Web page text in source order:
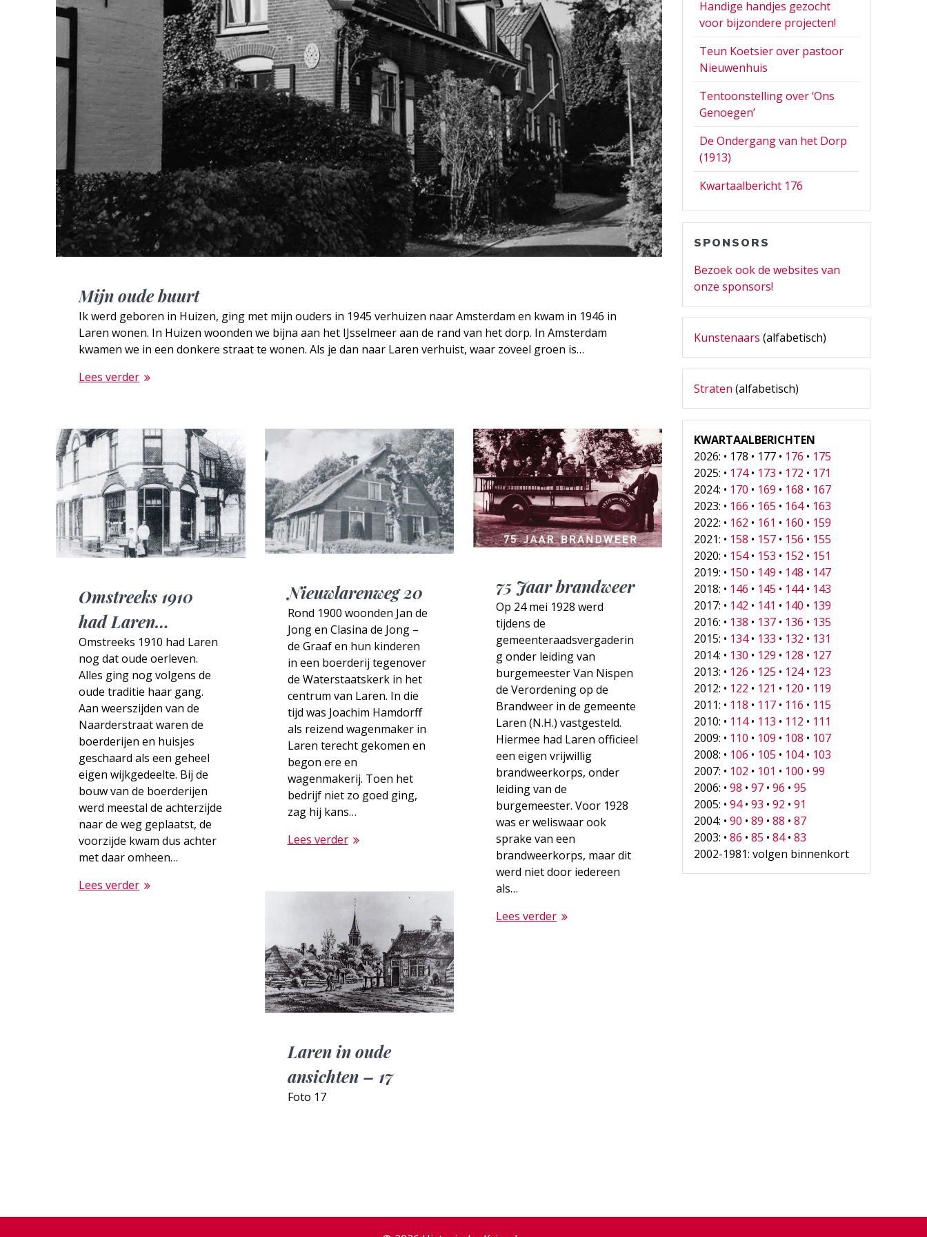
Mijn oude buurt
Ik werd geboren in Huizen, ging met mijn ouders in 1945 verhuizen naar Amsterdam en kwam in 1946 in
Laren wonen. In Huizen woonden we bijna aan het IJsselmeer aan de rand van het dorp. In Amsterdam
kwamen we in een donkere straat te wonen. Als je dan naar Laren verhuist, waar zoveel groen is…
Lees verder
Omstreeks 1910
had Laren…
Omstreeks 1910 had Laren
nog dat oude oerleven.
Alles ging nog volgens de
oude traditie haar gang.
Aan weerszijden van de
Naarderstraat waren de
boerderijen en huisjes
geschaard als een geheel
eigen wijkgedeelte. Bij de
bouw van de boerderijen
werd meestal de achterzijde
naar de weg geplaatst, de
voorzijde kwam dus achter
met daar omheen…
Lees verder
Nieuwlarenweg 20
Rond 1900 woonden Jan de
Jong en Clasina de Jong –
de Graaf en hun kinderen
in een boerderij tegenover
de Waterstaatskerk in het
centrum van Laren. In die
tijd was Joachim Hamdorff
als reizend wagenmaker in
Laren terecht gekomen en
begon ere en
wagenmakerij. Toen het
bedrijf niet zo goed ging,
zag hij kans…
Lees verder
75 Jaar brandweer
Op 24 mei 1928 werd
tijdens de
gemeenteraadsvergaderin
g onder leiding van
burgemeester Van Nispen
de Verordening op de
Brandweer in de gemeente
Laren (N.H.) vastgesteld.
Hiermee had Laren officieel
een eigen vrijwillig
brandweerkorps, onder
leiding van de
burgemeester. Voor 1928
was er weliswaar ook
sprake van een
brandweerkorps, maar dit
werd niet door iedereen
als…
Lees verder
Laren in oude
ansichten – 17
Foto 17
Handige handjes gezocht
voor bijzondere projecten!
Teun Koetsier over pastoor
Nieuwenhuis
Tentoonstelling over ‘Ons
Genoegen’
De Ondergang van het Dorp
(1913)
Kwartaalbericht 176
SPONSORS
Bezoek ook de websites van
onze sponsors!
Kunstenaars (alfabetisch)
Straten (alfabetisch)
KWARTAALBERICHTEN
2026: • 178 • 177 • 176 • 175
2025: • 174• 173 • 172 • 171
2024: • 170 • 169 • 168 • 167
2023: • 166 • 165 • 164• 163
2022: • 162 • 161 • 160 • 159
2021: • 158 • 157 • 156 • 155
2020: • 154• 153 • 152 • 151
2019: • 150 • 149 • 148 • 147
2018: • 146 • 145 • 144• 143
2017: • 142 • 141 • 140 • 139
2016: • 138 • 137 • 136 • 135
2015: • 134• 133 • 132 • 131
2014: • 130 • 129 • 128 • 127
2013: • 126 • 125 • 124• 123
2012: • 122 • 121 • 120 • 119
2011: • 118 • 117 • 116 • 115
2010: • 114• 113 • 112 • 111
2009: • 110 • 109 • 108 • 107
2008: • 106 • 105 • 104• 103
2007: • 102 • 101 • 100 •99
2006: •98 •97 •96 •95
2005: •94•93 •92 •91
2004: •90 •89 •88 •87
2003: •86 •85 •84•83
2002-1981: volgen binnenkort